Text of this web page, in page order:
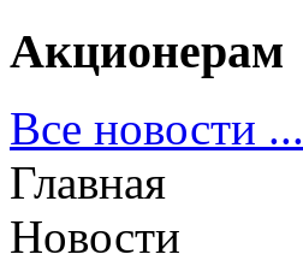
Акционерам
Все новости ...
Главная
Новости